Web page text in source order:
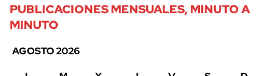
PUBLICACIONES MENSUALES, MINUTO A
MINUTO
AGOSTO 2026